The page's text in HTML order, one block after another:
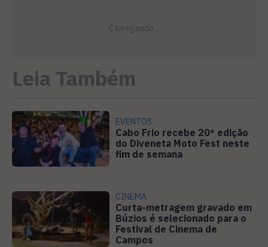
Leia Também
EVENTOS
Cabo Frio recebe 20ª edição
do Diveneta Moto Fest neste
fim de semana
CINEMA
Curta-metragem gravado em
Búzios é selecionado para o
Festival de Cinema de
Campos